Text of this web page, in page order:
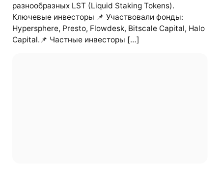
разнообразных LST (Liquid Staking Tokens).
Ключевые инвесторы 📌 Участвовали фонды:
Hypersphere, Presto, Flowdesk, Bitscale Capital, Halo
Capital.📌 Частные инвесторы […]